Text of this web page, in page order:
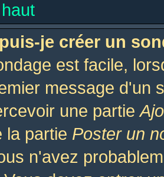
je créer un
est facile,
message d'un
une partie
la partie Poster un
n'avez